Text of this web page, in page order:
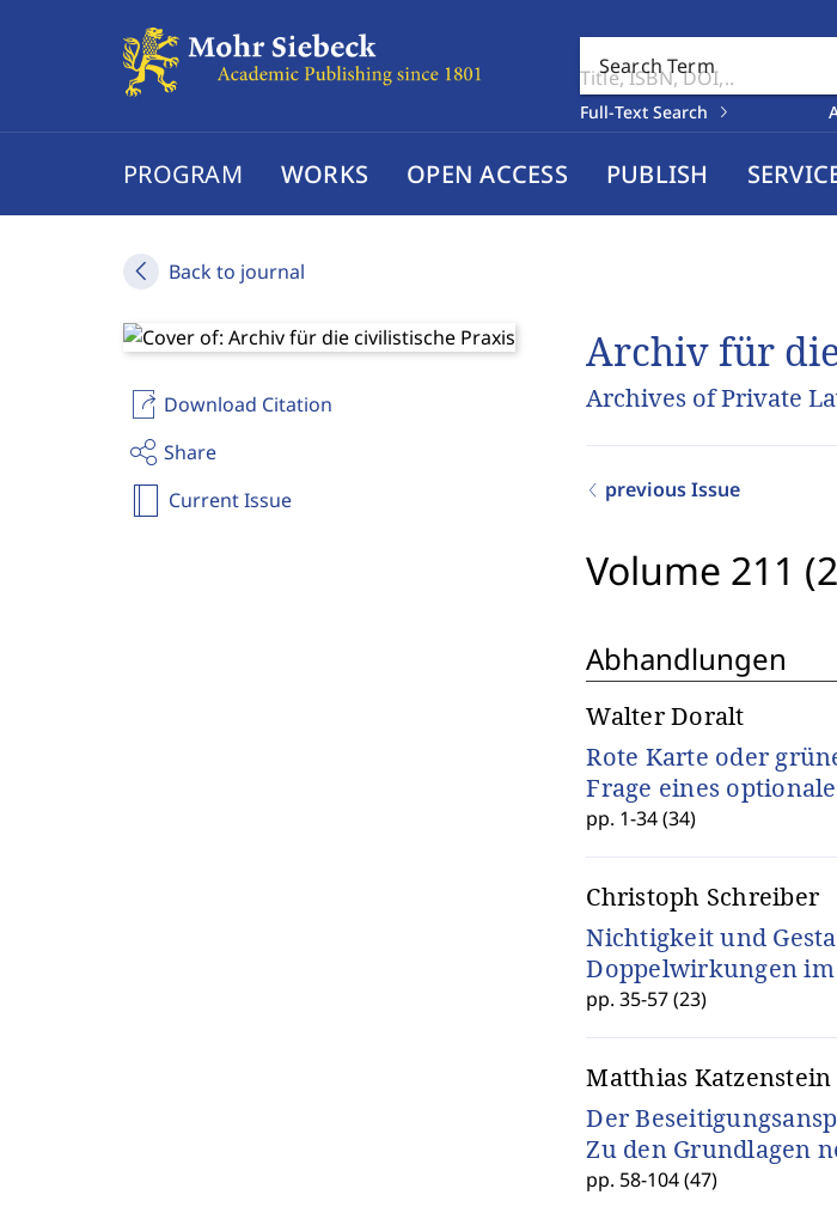
Search Term
Full-Text Search
PROGRAM WORKS OPEN ACCESS PUBLISH
Back to journal
Download Citation
Share
Current Issue
Archiv für
Archives of Private
previous Issue
Volume 211
Abhandlungen
Walter Doralt
Rote Karte oder
Frage eines
pp. 1-34 (34)
Christoph Schreiber
Nichtigkeit und
Doppelwirkungen im
pp. 35-57 (23)
Matthias Katzenstein
Der
Zu den Grundlagen
pp. 58-104 (47)